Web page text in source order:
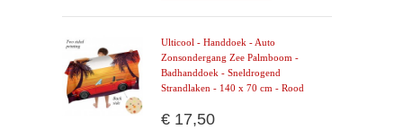
Ulticool - Handdoek - Auto
Zonsondergang Zee Palmboom -
Badhanddoek - Sneldrogend
Strandlaken - 140 x 70 cm - Rood
€ 17,50